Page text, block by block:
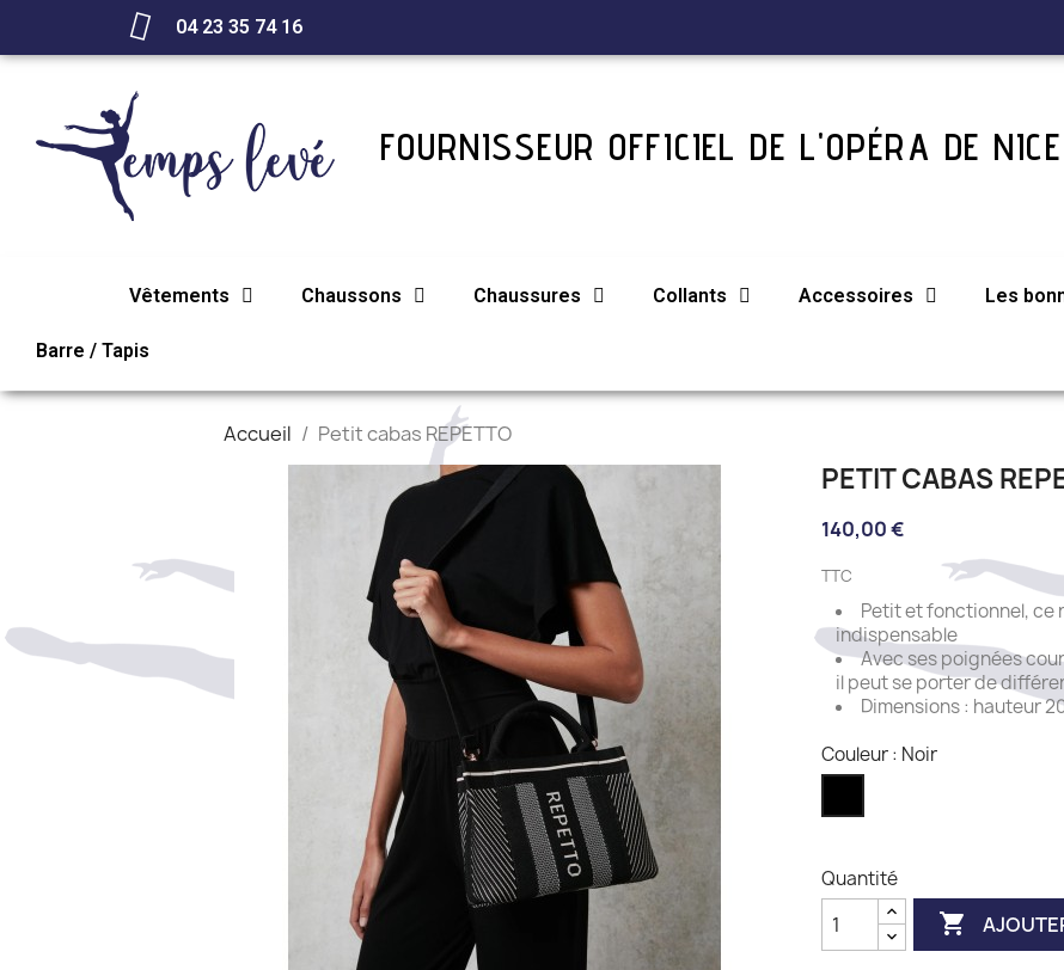
04 23 35 74 16
FOURNISSEUR OFFICIEL DE L'OPÉRA DE NICE
Vêtements Chaussons Chaussures Collants Accessoires Les
Barre / Tapis
Accueil Petit cabas REPETTO
PETIT CABAS
140,00 €
TTC
Petit et fonctionnel, ce
indispensable
Avec ses poignées
il peut se porter de
Dimensions : hauteur
Couleur : Noir
Quantité
